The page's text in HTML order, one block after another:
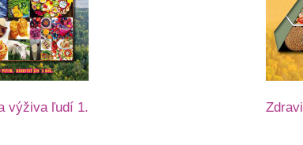
výživa ľudí 1.